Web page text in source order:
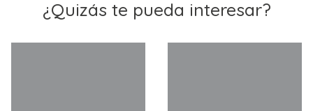
¿Quizás te pueda interesar?